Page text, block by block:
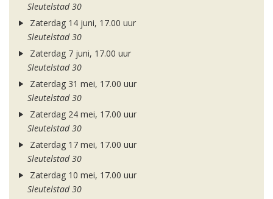
Sleutelstad 30
Zaterdag 14 juni, 17.00 uur
Sleutelstad 30
Zaterdag 7 juni, 17.00 uur
Sleutelstad 30
Zaterdag 31 mei, 17.00 uur
Sleutelstad 30
Zaterdag 24 mei, 17.00 uur
Sleutelstad 30
Zaterdag 17 mei, 17.00 uur
Sleutelstad 30
Zaterdag 10 mei, 17.00 uur
Sleutelstad 30